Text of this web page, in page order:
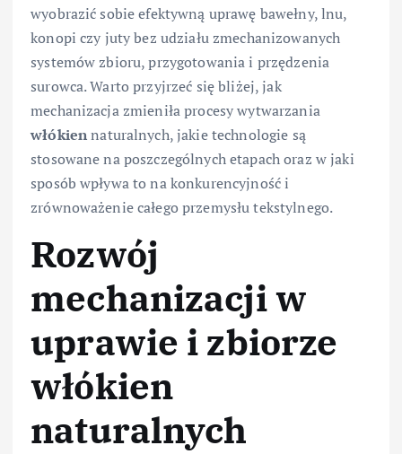
wyobrazić sobie efektywną uprawę bawełny, lnu,
konopi czy juty bez udziału zmechanizowanych
systemów zbioru, przygotowania i przędzenia
surowca. Warto przyjrzeć się bliżej, jak
mechanizacja zmieniła procesy wytwarzania
włókiennaturalnych, jakie technologie są
stosowane na poszczególnych etapach oraz w jaki
sposób wpływa to na konkurencyjność i
zrównoważenie całego przemysłu tekstylnego.
Rozwój
mechanizacji w
uprawie i zbiorze
włókien
naturalnych